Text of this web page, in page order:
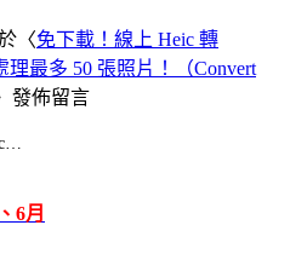
〈免下載！線上 Heic 轉
理最多 50 張照片！（Convert
發佈留言
6月